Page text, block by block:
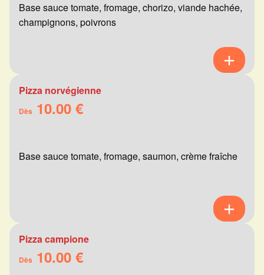
Base sauce tomate, fromage, chorizo, viande hachée,
champignons, poivrons
Pizza norvégienne
Dès 10.00 €
Base sauce tomate, fromage, saumon, crème fraîche
Pizza campione
Dès 10.00 €